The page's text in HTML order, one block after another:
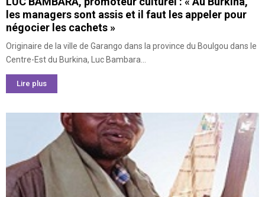
les managers sont assis et il faut les appeler pour
négocier les cachets »
Originaire de la ville de Garango dans la province du Boulgou dans le
Centre-Est du Burkina, Luc Bambara...
Lire plus